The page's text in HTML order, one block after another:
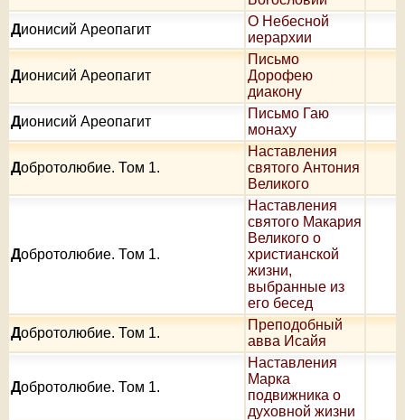
Дионисий Ареопагит
О Небесной
иерархии
Дионисий Ареопагит
Письмо
Дорофею
диакону
Дионисий Ареопагит
Письмо Гаю
монаху
Добротолюбие. Том 1.
Наставления
святого Антония
Великого
Добротолюбие. Том 1.
Наставления
святого Макария
Великого о
христианской
жизни,
выбранные из
его бесед
Добротолюбие. Том 1.
Преподобный
авва Исайя
Добротолюбие. Том 1.
Наставления
Марка
подвижника о
духовной жизни